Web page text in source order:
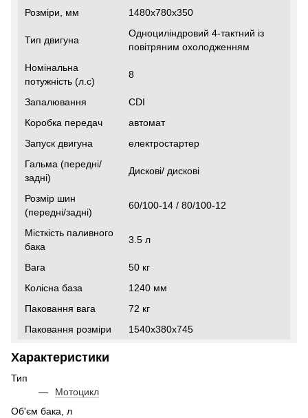
Розміри, мм 1480х780х350
Тип двигуна
Одноциліндровий 4-тактний із
повітряним охолодженням
Номінальна
потужність (л.с)
8
Запалювання
CDI
Коробка передач
автомат
Запуск двигуна
електростартер
Гальма (передні/
задні)
Дискові/ дискові
Розмір шин
(передні/задні)
60/100-14 / 80/100-12
Місткість паливного
бака
3.5 л
Вага
50 кг
Колісна база
1240 мм
Паковання вага
72 кг
Паковання розміри
1540х380х745
Характеристики
Тип
Мотоцикл
Об'єм бака, л